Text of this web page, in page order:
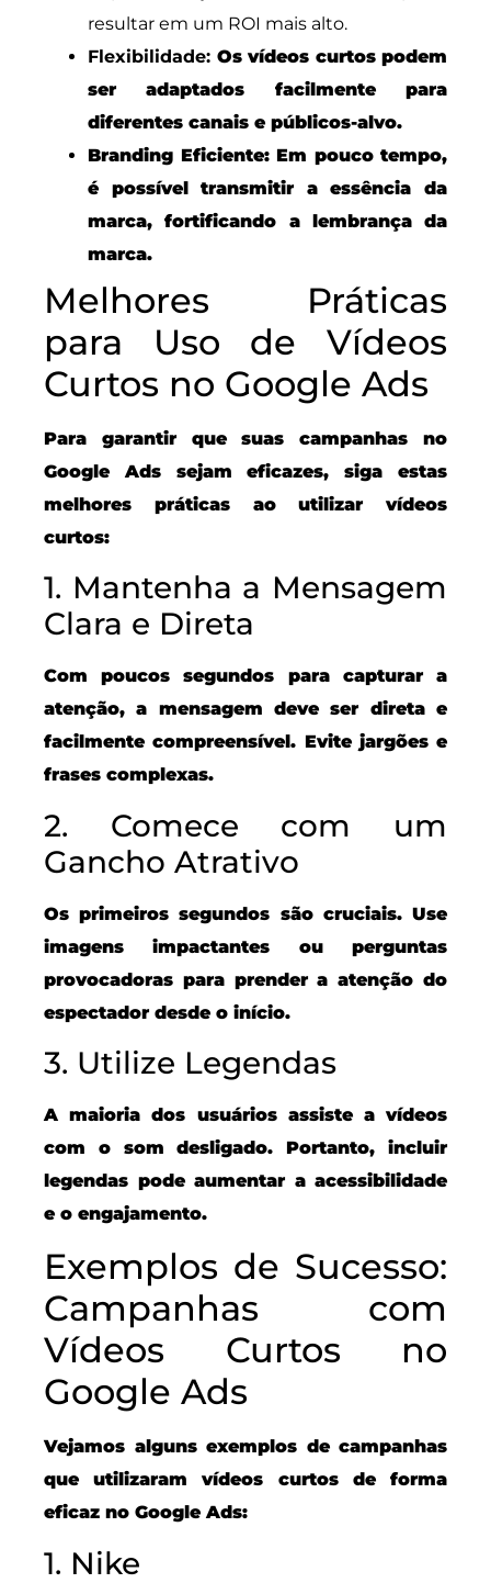
resultar em um ROI mais alto.
Flexibilidade: Os vídeos curtos podem
ser adaptados facilmente para
diferentes canais e públicos-alvo.
Branding Eficiente:Em pouco tempo,
é possível transmitir a essência da
marca, fortificando a lembrança da
marca.
Melhores Práticas
para Uso de Vídeos
Curtos no Google Ads
Para garantir que suas campanhas no
Google Ads sejam eficazes, siga estas
melhores práticas ao utilizar vídeos
curtos:
1. Mantenha a Mensagem
Clara e Direta
Com poucos segundos para capturar a
atenção, a mensagem deve ser direta e
facilmente compreensível. Evite jargões e
frases complexas.
2. Comece com um
Gancho Atrativo
Os primeiros segundos são cruciais. Use
imagens impactantes ou perguntas
provocadoras para prender a atenção do
espectador desde o início.
3. Utilize Legendas
A maioria dos usuários assiste a vídeos
com o som desligado. Portanto, incluir
legendas pode aumentar a acessibilidade
e o engajamento.
Exemplos de Sucesso:
Campanhas com
Vídeos Curtos no
Google Ads
Vejamos alguns exemplos de campanhas
que utilizaram vídeos curtos de forma
eficaz no Google Ads:
1. Nike